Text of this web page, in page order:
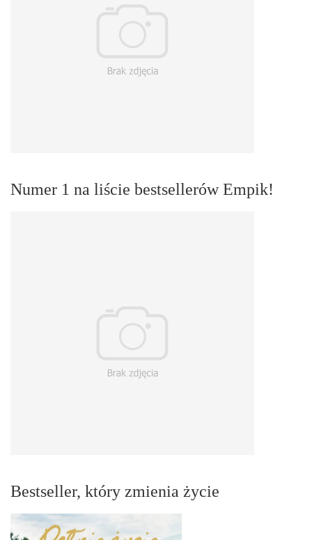
Numer 1 na liście bestsellerów Empik!
Bestseller, który zmienia życie